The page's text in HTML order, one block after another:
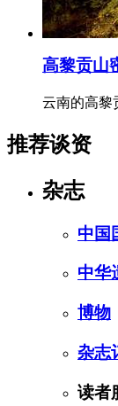
高黎贡山
云南的高黎
推荐谈资
杂志
中国
中华
博物
杂志
读者